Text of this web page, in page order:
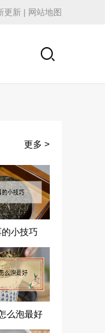
更新 | 网站地图
更多 >
小技巧
么泡最好